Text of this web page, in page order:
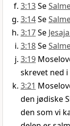
3:13Se
3:14Se
3:17Se
3:18Se
3:19
skrevet ned
3:21
den jødiske
den som vi